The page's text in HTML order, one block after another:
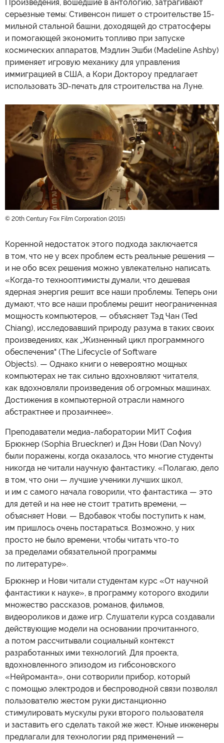
Произведения, вошедшие в антологию, затрагивают
серьезные темы: Стивенсон пишет о строительстве 15-
мильной стальной башни, доходящей до стратосферы
и помогающей экономить топливо при запуске
космических аппаратов, Мэдлин Эшби (Madeline Ashby)
применяет игровую механику для управления
иммиграцией в США, а Кори Доктороу предлагает
использовать 3D-печать для строительства на Луне.
© 20th Century Fox Film Corporation (2015)
Коренной недостаток этого подхода заключается
в том, что не у всех проблем есть реальные решения —
и не обо всех решения можно увлекательно написать.
«Когда-то технооптимисты думали, что дешевая
ядерная энергия решит все наши проблемы. Теперь они
думают, что все наши проблемы решит неограниченная
мощность компьютеров, — объясняет Тэд Чан (Ted
Chiang), исследовавший природу разума в таких своих
произведениях, как „Жизненный цикл программного
обеспечения" (The Lifecycle of Software
Objects). — Однако книги о невероятно мощных
компьютерах не так сильно вдохновляют читателя,
как вдохновляли произведения об огромных машинах.
Достижения в компьютерной отрасли намного
абстрактнее и прозаичнее».
Преподаватели медиа-лаборатории МИТ София
Брюкнер (Sophia Brueckner) и Дэн Нови (Dan Novy)
были поражены, когда оказалось, что многие студенты
никогда не читали научную фантастику. «Полагаю, дело
в том, что они — лучшие ученики лучших школ,
и им с самого начала говорили, что фантастика — это
для детей и на нее не стоит тратить времени, —
объясняет Нови. — Вдобавок чтобы поступить к нам,
им пришлось очень постараться. Возможно, у них
просто не было времени, чтобы читать что-то
за пределами обязательной программы
по литературе».
Брюкнер и Нови читали студентам курс «От научной
фантастики к науке», в программу которого входили
множество рассказов, романов, фильмов,
видеороликов и даже игр. Слушатели курса создавали
действующие модели на основании прочитанного,
а потом рассчитывали социальный контекст
разработанных ими технологий. Для проекта,
вдохновленного эпизодом из гибсоновского
«Нейроманта», они сотворили прибор, который
с помощью электродов и беспроводной связи позволял
пользователю жестом руки дистанционно
стимулировать мускулы руки второго пользователя
и заставить его сделать такой же жест. Юные инженеры
предлагали для технологии ряд применений —